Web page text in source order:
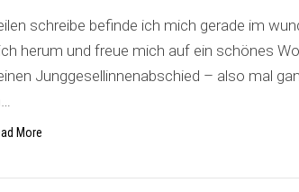
schreibe befinde ich mich gerade im
herum und freue mich auf ein schönes
Junggesellinnenabschied – also mal
More